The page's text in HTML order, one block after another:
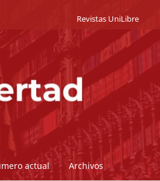
actual Archivos
Revistas UniLibre